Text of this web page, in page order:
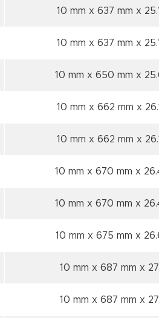
10 mm x 637 mm x
10 mm x 637 mm x
10 mm x 650 mm x
10 mm x 662 mm x
10 mm x 662 mm x
10 mm x 670 mm x
10 mm x 670 mm x
10 mm x 675 mm x
10 mm x 687 mm x
10 mm x 687 mm x